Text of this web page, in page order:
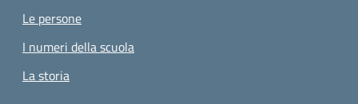
Le persone
I numeri della scuola
La storia